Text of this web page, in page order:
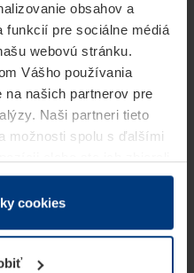
obsahov a
funkcií pre sociálne médiá
webovú stránku.
Vášho používania
našich partnerov pre
Naši partneri tieto
možnosti spolu s ďalšími
ukladať na Vašom
ostatné typy cookie
povolenie môžete
cookies